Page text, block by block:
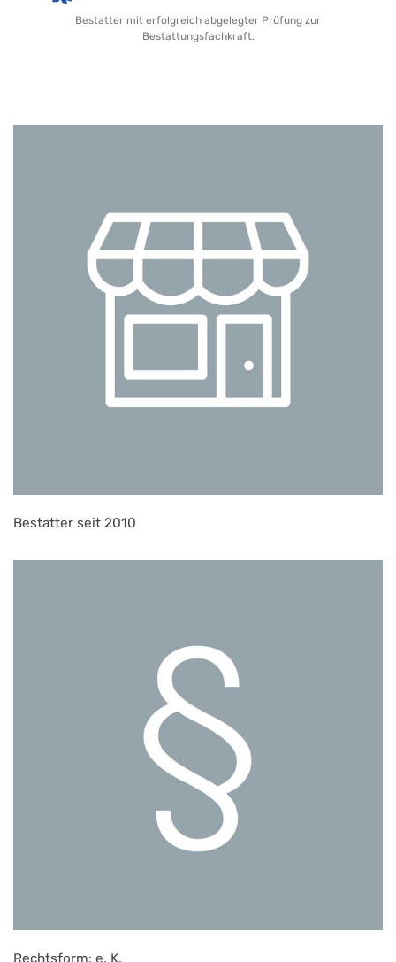
Bestatter mit erfolgreich abgelegter Prüfung zur
Bestattungsfachkraft.
Bestatter seit 2010